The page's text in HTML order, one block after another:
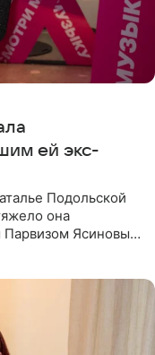
ей экс-
Подольской
она
Ясиновым.